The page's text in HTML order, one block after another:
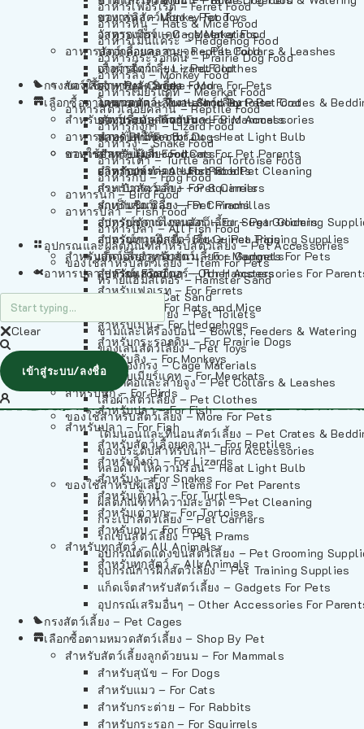
อาหารเฟอร์เร็ต – Ferret Food
อาหารหนู – Rats & Mice Food
อาหารเม่นแคระ – Hedgehog Food
อาหารกระรอกดิน – Prairie Dog Food
อาหารลิง – Monkey Food
อาหารเมียร์แคท – Meerkat Food
อาหารสัตว์เลี้อยคลาน – Reptile Food
อาหารกิ้งก่า – Lizard Food
อาหารงู – Snake Food
อาหารเต่า – Turtle and Tortoise Food
อาหารกบ – Frog Food
อาหารนก – Bird Food
อาหารปลา – Fish Food
อาหารปลา – All Fish Food
อุปกรณและผลิตภัณฑ์สำหรับสัตว์เลี้ยง – Pet Accessories
ของใช้สำหรับสัตว์เลี้ยง – Item For Pets
ทรายแฮมสเตอร์ – Hamster Sand
ทรายแมว – Cat Sand
ห้องน้ำสัตว์เลี้ยง – Pet Toilets
ชามและเครื่องป้อน – Bowls, Feeders & Watering
ของเล่นสัตว์เลี้ยง – Pet Toys
วัสดุรองกรง – Cage Materials
ปลอกคอและสายจูง – Pet Collars & Leashes
เสื้อผ้าสัตว์เลี้ยง – Pet Clothes
ของใช้สำหรับสัตว์เลี้ยง – More For Pets
โดมนอนและที่นอนสัตว์เลี้ยง – Pet Crates &
ของประดับสำหรับนก – Bird Accessories
หลอดไฟให้ความร้อน – Heat Light Bulb
ของใช้สำหรับผู้เลี้ยง – Items For Pet Parents
ผลิตภัณฑ์ทำความสะอาด – Pet Cleaning
กระเป๋าสัตว์เลี้ยง – Pet Carriers
รถเข็นสัตว์เลี้ยง – Pet Prams
อุปกรณ์ตัดแต่งขนสัตว์เลี้ยง – Pet Grooming
อุปกรณ์การฝึกสัตว์เลี้ยง – Pet Training Supplies
แก็ดเจ็ตสำหรับสัตว์เลี้ยง – Gadgets For Pets
อุปกรณ์เสริมอื่นๆ – Other Accessories For
กรงสัตว์เลี้ยง – Pet Cages
เลือกซื้อตามหมวดสัตว์เลี้ยง – Shop By Pet
สำหรับสัตว์เลี้ยงลูกด้วยนม – For Mammals
สำหรับสุนัข – For Dogs
สำหรับแมว – For Cats
สำหรับกระต่าย – For Rabbits
สำหรับกระรอก – For Squirrels
อาหารลิง – Monkey Food
อาหารเมียร์แคท – Meerkat Food
อาหารสัตว์เลี้อยคลาน – Reptile Food
อาหารกิ้งก่า – Lizard Food
อาหารงู – Snake Food
อาหารเต่า – Turtle and Tortoise Food
อาหารกบ – Frog Food
อาหารนก – Bird Food
อาหารปลา – Fish Food
อาหารปลา – All Fish Food
ของเล่นสัตว์เลี้ยง – Pet Toys
วัสดุรองกรง – Cage Materials
ปลอกคอและสายจูง – Pet Collars & Leashes
เสื้อผ้าสัตว์เลี้ยง – Pet Clothes
ของใช้สำหรับสัตว์เลี้ยง – More For Pets
โดมนอนและที่นอนสัตว์เลี้ยง – Pet Crates &
ของประดับสำหรับนก – Bird Accessories
หลอดไฟให้ความร้อน – Heat Light Bulb
ของใช้สำหรับผู้เลี้ยง – Items For Pet Parents
ผลิตภัณฑ์ทำความสะอาด – Pet Cleaning
กระเป๋าสัตว์เลี้ยง – Pet Carriers
รถเข็นสัตว์เลี้ยง – Pet Prams
อุปกรณ์ตัดแต่งขนสัตว์เลี้ยง – Pet Grooming
อุปกรณ์การฝึกสัตว์เลี้ยง – Pet Training Supplies
แก็ดเจ็ตสำหรับสัตว์เลี้ยง – Gadgets For Pets
อุปกรณ์เสริมอื่นๆ – Other Accessories For
กรงสัตว์เลี้ยง – Pet Cages
เลือกซื้อตามหมวดสัตว์เลี้ยง – Shop By Pet
สำหรับสัตว์เลี้ยงลูกด้วยนม – For Mammals
สำหรับสุนัข – For Dogs
สำหรับแมว – For Cats
สำหรับกระต่าย – For Rabbits
สำหรับกระรอก – For Squirrels
สำหรับชินชิล่า – For Chinchillas
สำหรับชูการ์ไกลเดอร์ – For Sugar Gliders
สำหรับหนูแกสบี้ – For Guinea Pigs
สำหรับสัตว์เลี้ยงลูกด้วยนม – For Mammals
สำหรับแฮมสเตอร์ – For Hamsters
สำหรับเฟอเรท – For Ferrets
สำหรับหนู – For Rats and Mice
สำหรับเม่น – For Hedgehogs
สำหรับกระรอกดิน – For Prairie Dogs
สำหรับลิง – For Monkeys
สำหรับเมียร์แคท – For Meerkats
สำหรับนก – For Birds
สำหรับปลา – For Fish
สำหรับปลา – For Fish
สำหรับสัตว์เลื้อยคลาน – For Reptiles
สำหรับกิ้งก่า – For Lizards
สำหรับงู – For Snakes
สำหรับเต่าน้ำ – For Turtles
สำหรับเต่าบก – For Tortoises
สำหรับกบ – For Frogs
สำหรับทุกสัตว์ – All Animals
สำหรับทุกสัตว์ – All Animals
อาหารปลา – Fish Food
Clear
เข้าสู่ระบบ/ลงชื่อ